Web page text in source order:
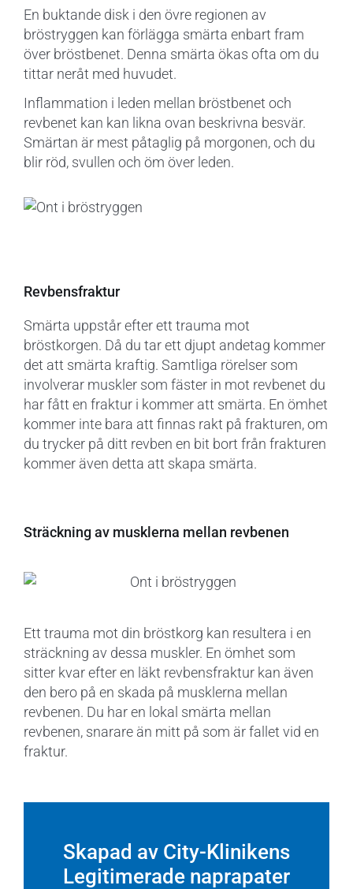
En buktande disk i den övre regionen av
bröstryggen kan förlägga smärta enbart fram
över bröstbenet. Denna smärta ökas ofta om du
tittar neråt med huvudet.
Inflammation i leden mellan bröstbenet och
revbenet kan kan likna ovan beskrivna besvär.
Smärtan är mest påtaglig på morgonen, och du
blir röd, svullen och öm över leden.
Revbensfraktur
Smärta uppstår efter ett trauma mot
bröstkorgen. Då du tar ett djupt andetag kommer
det att smärta kraftig. Samtliga rörelser som
involverar muskler som fäster in mot revbenet du
har fått en fraktur i kommer att smärta. En ömhet
kommer inte bara att finnas rakt på frakturen, om
du trycker på ditt revben en bit bort från frakturen
kommer även detta att skapa smärta.
Sträckning av musklerna mellan revbenen
Ett trauma mot din bröstkorg kan resultera i en
sträckning av dessa muskler. En ömhet som
sitter kvar efter en läkt revbensfraktur kan även
den bero på en skada på musklerna mellan
revbenen. Du har en lokal smärta mellan
revbenen, snarare än mitt på som är fallet vid en
fraktur.
Skapad av City-Klinikens
Legitimerade naprapater